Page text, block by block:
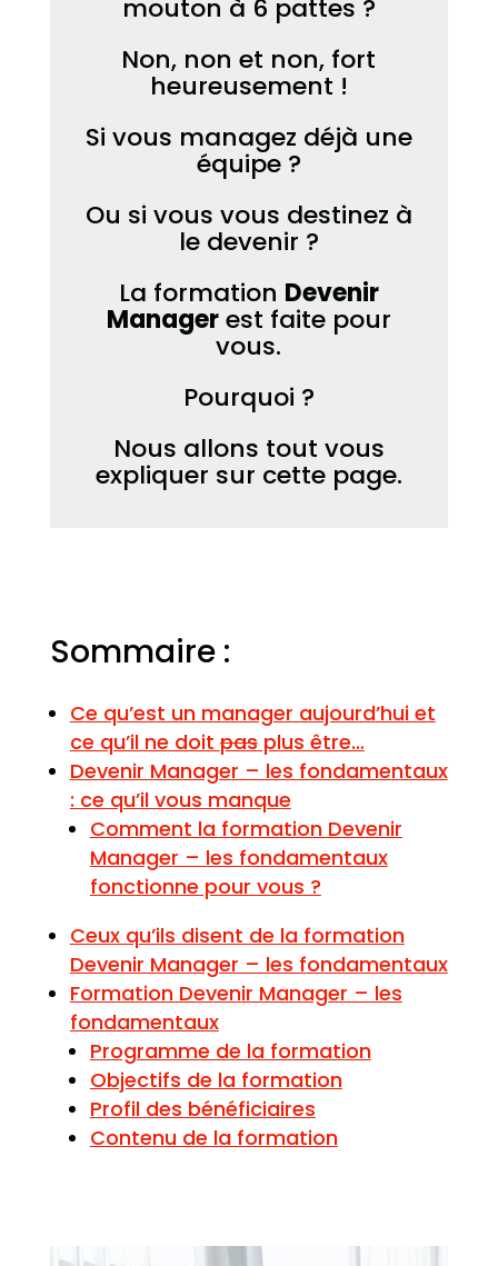
mouton à 6 pattes ?
Non, non et non, fort
heureusement !
Si vous managez déjà une
équipe ?
Ou si vous vous destinez à
le devenir ?
La formation Devenir
Managerest faite pour
vous.
Pourquoi ?
Nous allons tout vous
expliquer sur cette page.
Sommaire :
Ce qu’est un manager aujourd’hui et
ce qu’il ne doitpasplus être…
Devenir Manager – les fondamentaux
: ce qu’il vous manque
Comment la formation Devenir
Manager – les fondamentaux
fonctionne pour vous ?
Ceux qu’ils disent de la formation
Devenir Manager – les fondamentaux
Formation Devenir Manager – les
fondamentaux
Programme de la formation
Objectifs de la formation
Profil des bénéficiaires
Contenu de la formation